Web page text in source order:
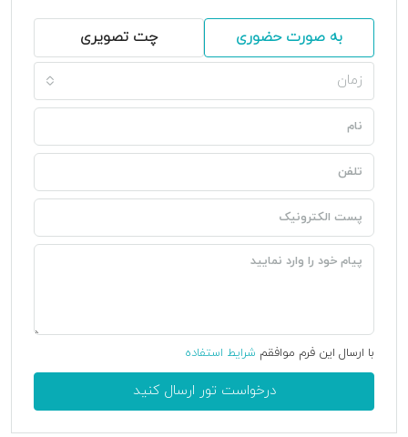
به صورت حضوری چت تصویری
زمان
با ارسال این فرم موافقم شرایط استفاده
درخواست تور ارسال کنید